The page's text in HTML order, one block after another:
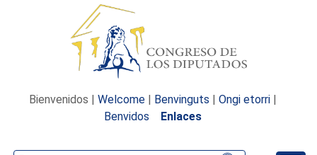
Bienvenidos | Welcome | Benvinguts | Ongi etorri |
Benvidos
Enlaces